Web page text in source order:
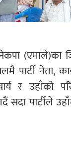
नेकपा (एमाले)का
पार्टी नेता,
र उहाँको
सदा पार्टीले